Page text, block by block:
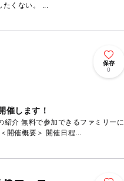
とり、今年で何回目でしょうか。 親としては、口を出したくない。 ...
保存
0
催します！
紹介 無料で参加できるファミリーに
開催概要＞ 開催日程...